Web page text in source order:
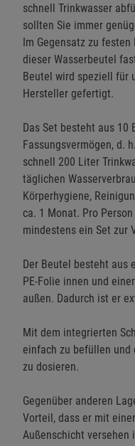
schnell Trinkwasser
sollten Sie immer
Im Gegensatz zu
dieser Wasserbeutel
Beutel wird speziell für
Hersteller gefertigt.
Das Set besteht aus
Fassungsvermögen, d.
schnell 200 Liter
täglichen
Körperhygiene,
ca. 1 Monat. Pro
mindestens ein Set zur
Der Beutel besteht aus
PE-Folie innen und
außen. Dadurch ist er
Mit dem integrierten
einfach zu befüllen und
zu dosieren.
Gegenüber anderen
Vorteil, dass er mit
Außenschicht versehen